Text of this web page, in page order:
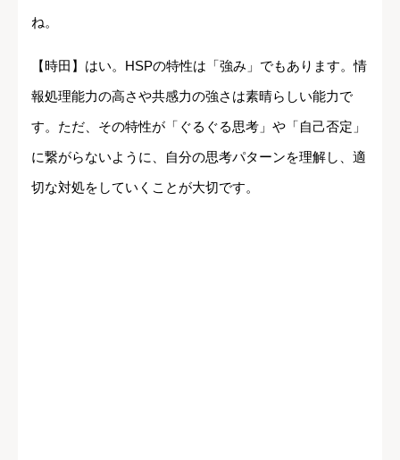
ね。
【時田】はい。HSPの特性は「強み」でもあります。情
報処理能力の高さや共感力の強さは素晴らしい能力で
す。ただ、その特性が「ぐるぐる思考」や「自己否定」
に繋がらないように、自分の思考パターンを理解し、適
切な対処をしていくことが大切です。